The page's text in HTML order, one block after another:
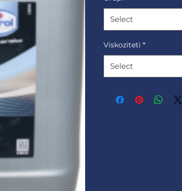
Select
Viskoziteti *
Select